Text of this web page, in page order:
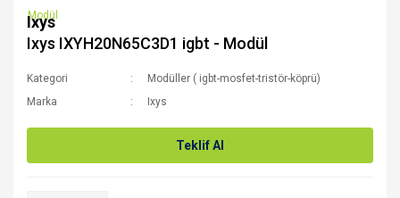
Ixys
Ixys IXYH20N65C3D1 igbt - Modül
Kategori
Modüller ( igbt-mosfet-tristör-köprü)
Marka
Ixys
Teklif Al